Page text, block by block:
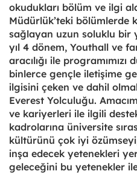
okudukları bölüm ve ilgi
Müdürlük’teki bölümlerde
sağlayan uzun soluklu bir
yıl 4 dönem, Youthall ve
aracılığı ile
binlerce gençle iletişime
ilgisini çeken ve dahil
Everest Yolculuğu.
ve kariyerleri ile ilgili
kadrolarına üniversite
kültürünü çok iyi
inşa edecek yetenekleri
geleceğini bu yetenekler